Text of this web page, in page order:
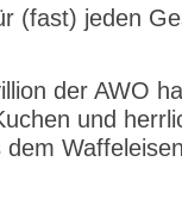
(fast) jeden
der AWO
und